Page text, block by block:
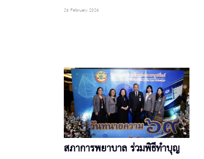
26 February 2026
สภาการพยาบาล ร่วมพิธีทำบุญ